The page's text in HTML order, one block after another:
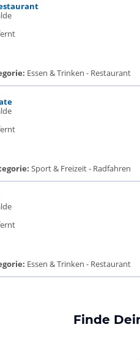
Essen & Trinken - Restaurant
Sport & Freizeit - Radfahren
Essen & Trinken - Restaurant
Finde